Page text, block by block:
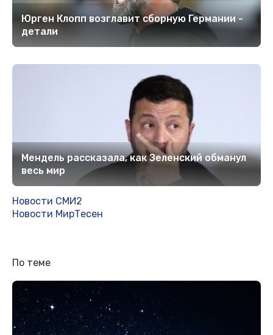
Юрген Клопп возглавит сборную Германии -
детали
Мендель рассказала, как Зеленский обманул
весь мир
Новости СМИ2
Новости МирТесен
По теме